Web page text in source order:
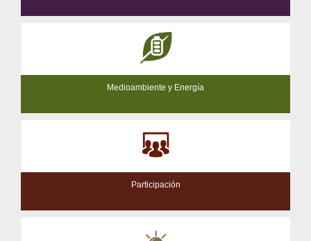
Medioambiente y Energía
Participación